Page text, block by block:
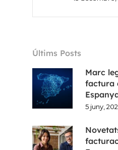
Últims Posts
Marc
factura
5 juny,